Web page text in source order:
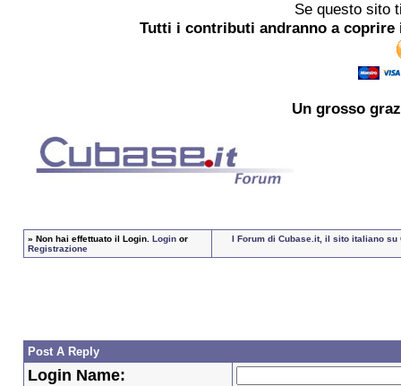
Se questo sito
Tutti i contributi andranno a
Un grosso
» Non hai effettuato il Login. Loginor
Registrazione
I Forum di Cubase.it, il sito italiano su
Post A Reply
Login Name: